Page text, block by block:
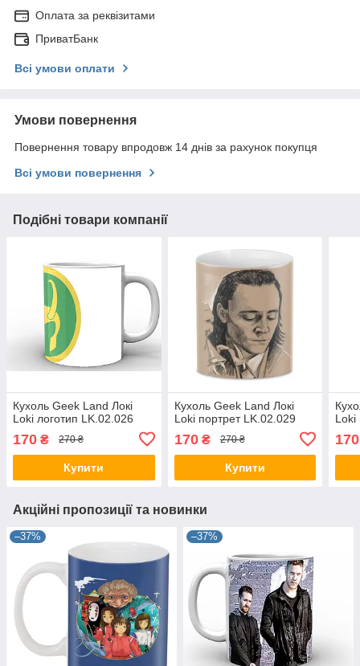
Оплата за реквізитами
ПриватБанк
Всі умови оплати
Умови повернення
Повернення товару впродовж 14 днів за рахунок покупця
Всі умови повернення
Подібні товари компанії
Кухоль Geek Land Локі
Loki логотип LK.02.026
170 ₴ 270 ₴
Купити
Кухоль Geek Land Локі
Loki портрет LK.02.029
170₴ 270 ₴
Купити
Loki
170
Акційні пропозиції та новинки
–37% –37%